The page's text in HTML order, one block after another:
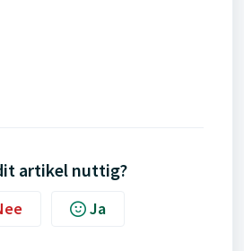
artikel nuttig?
Ja